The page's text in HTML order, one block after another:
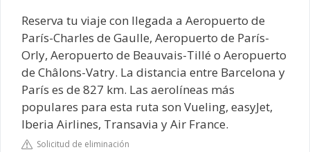
Reserva tu viaje con llegada a Aeropuerto de
París-Charles de Gaulle, Aeropuerto de París-
Orly, Aeropuerto de Beauvais-Tillé o Aeropuerto
de Châlons-Vatry. La distancia entre Barcelona y
París es de 827 km. Las aerolíneas más
populares para esta ruta son Vueling, easyJet,
Iberia Airlines, Transavia y Air France.
Solicitud de eliminación